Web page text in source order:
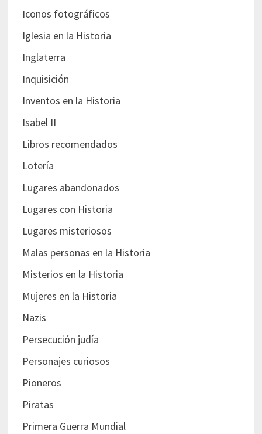
Iconos fotográficos
Iglesia en la Historia
Inglaterra
Inquisición
Inventos en la Historia
Isabel II
Libros recomendados
Lotería
Lugares abandonados
Lugares con Historia
Lugares misteriosos
Malas personas en la Historia
Misterios en la Historia
Mujeres en la Historia
Nazis
Persecución judía
Personajes curiosos
Pioneros
Piratas
Primera Guerra Mundial